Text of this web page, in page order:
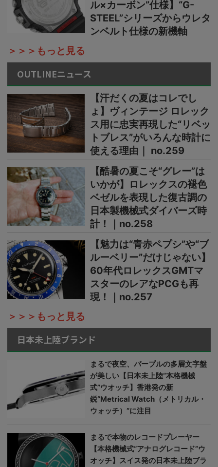
ル×カーボン”仕様】“G-
STEEL”シリーズからウレタ
ンベルト仕様の新機軸
＞＞＞もっと見る
OUTLINEニュース
【汗だくの夏はコレでし
ょ】ヴィンテージ ロレック
ス用に忠実再現した“リベッ
トブレス”がいろんな時計に
使える理由｜ no.259
【酷暑の夏こそ“グレー”は
いかが】ロレックスの褪色
ベゼルを表現した復古調の
日本製機械式ダイバーズ時
計！｜no.258
【魅力は“青赤ペプシ”や“ブ
ルーベリー”だけじゃない】
60年代ロレックスGMTマ
スターのレアなPCGも再
現！｜no.257
＞＞＞もっと見る
日本未上陸ブランド
まるで夜空、パープルの多層文字盤
が美しい【日本未上陸“本格機械
式”ウオッチ】香港発の新
鋭“Metrical Watch（メトリカル・
ウォッチ）”に注目
まるで本物のレコードプレーヤー
【本格機械式“アナログレコード”ウ
オッチ】スイス発の日本未上陸ブラ